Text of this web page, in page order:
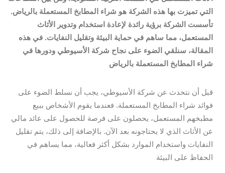
التي تميزت بها هذه الشركة هو شراء المطابخ المستعملة بالرياض.
تأسست الشركة برؤية رائدة لإعادة استخدام وتدوير الأثاث
المستعمل، مما ساهم في حماية البيئة وتقليل النفايات. في هذه
المقالة، سنلقي الضوء على نجاح شركة الأسيوطي ودورها في
شراء المطابخ المستعملة بالرياض
قبل أن نتحدث عن شركة الأسيوطي، يجب أن نسلط الضوء على
فوائد شراء المطابخ المستعملة. فعندما يقوم الأشخاص ببيع
مطبخهم المستعمل، يحصلون على فرصة للحصول على عائد مالي
عن الأثاث الذي لا يحتاجونه بعد الآن. بالإضافة إلى ذلك، يتم تقليل
النفايات واستخدام الموارد بشكل أكثر فعالية، مما يساهم في
الحفاظ على البيئة